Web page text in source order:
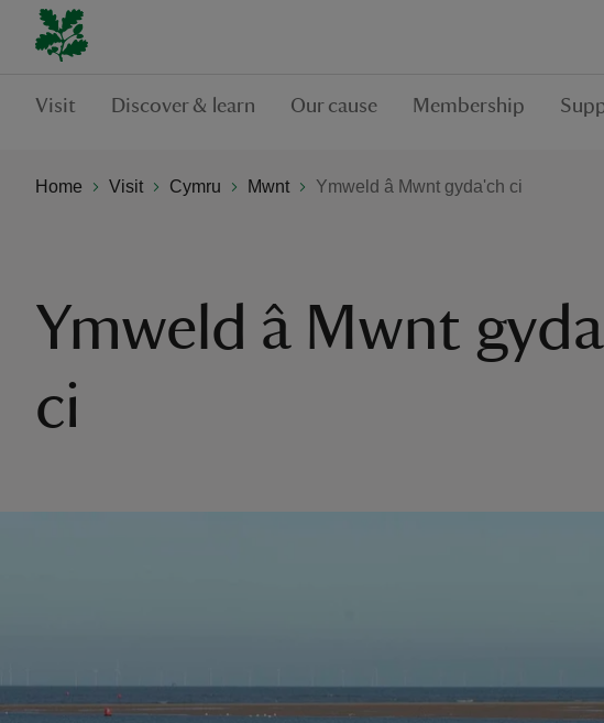
Visit Discover & learn Our cause Membership
Home Visit Cymru Mwnt Ymweld â Mwnt gyda'ch ci
Ymweld â Mwnt
ci